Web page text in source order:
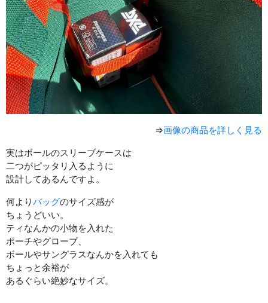
⇒画像の商品を詳しく見る
実はボールのスリーブケースは
二つがピッタリ入るように
設計してあるんですよ。
何よりバッグのサイズ感が
ちょうどいい。
ティなんかの小物を入れた
ポーチやグローブ、
ボールやサングラスなんかを入れても
ちょっと余裕が
あるぐらい絶妙なサイズ。